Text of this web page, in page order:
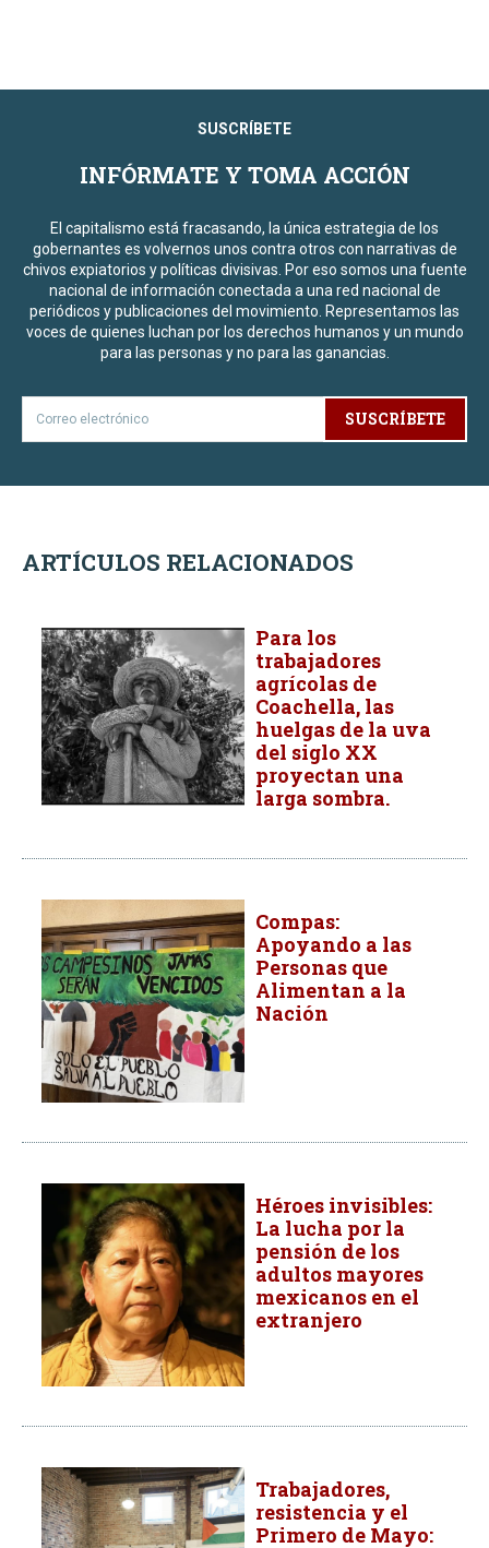
SUSCRÍBETE
INFÓRMATE Y TOMA ACCIÓN
El capitalismo está fracasando, la única estrategia de los
gobernantes es volvernos unos contra otros con narrativas de
chivos expiatorios y políticas divisivas. Por eso somos una fuente
nacional de información conectada a una red nacional de
periódicos y publicaciones del movimiento. Representamos las
voces de quienes luchan por los derechos humanos y un mundo
para las personas y no para las ganancias.
SUSCRÍBETE
ARTÍCULOS RELACIONADOS
Para los
trabajadores
agrícolas de
Coachella, las
huelgas de la uva
del siglo XX
proyectan una
larga sombra.
Compas:
Apoyando a las
Personas que
Alimentan a la
Nación
Héroes invisibles:
La lucha por la
pensión de los
adultos mayores
mexicanos en el
extranjero
Trabajadores,
resistencia y el
Primero de Mayo: